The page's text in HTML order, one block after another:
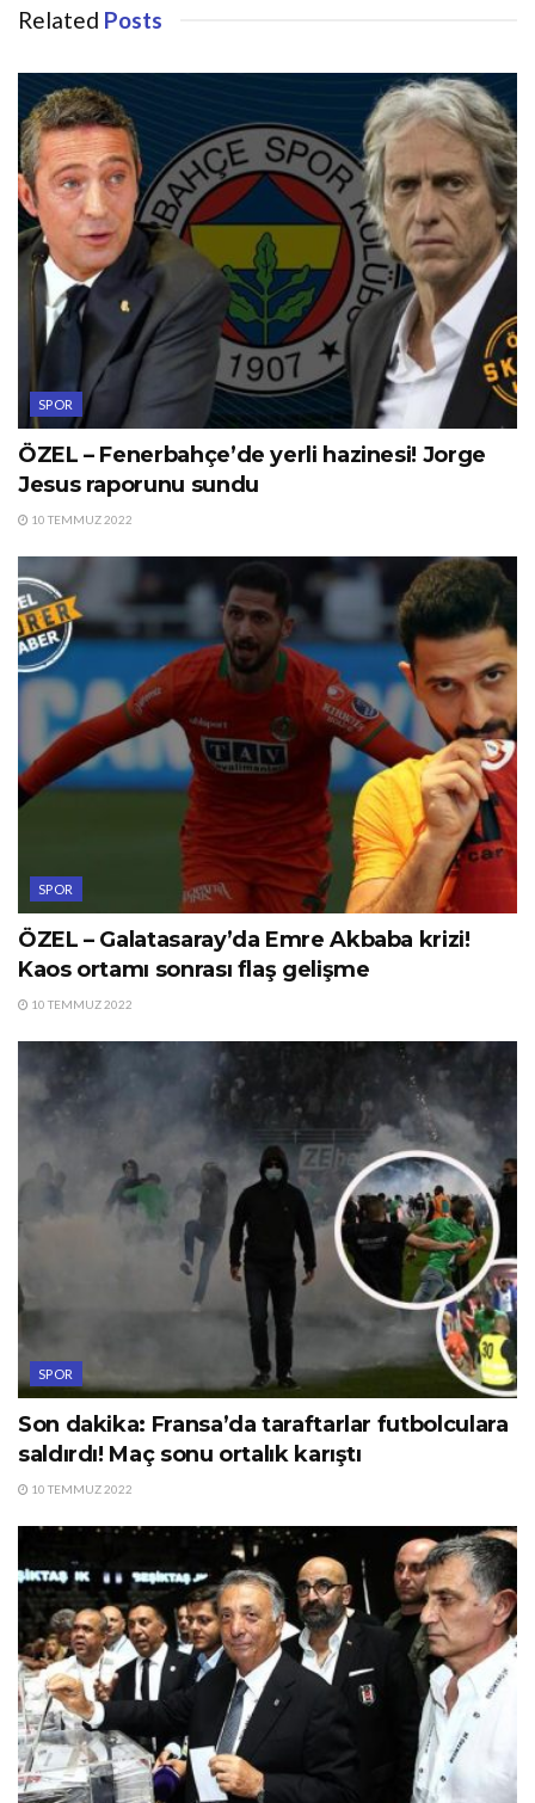
Related Posts
SPOR
ÖZEL – Fenerbahçe’de yerli hazinesi! Jorge
Jesus raporunu sundu
10 TEMMUZ 2022
SPOR
ÖZEL – Galatasaray’da Emre Akbaba krizi!
Kaos ortamı sonrası flaş gelişme
10 TEMMUZ 2022
SPOR
Son dakika: Fransa’da taraftarlar futbolculara
saldırdı! Maç sonu ortalık karıştı
10 TEMMUZ 2022